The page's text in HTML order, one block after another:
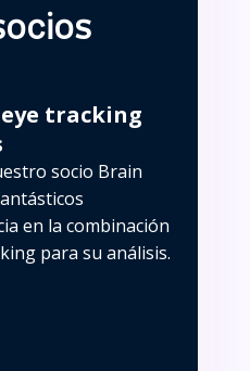
eye tracking
socio Brain
en la combinación
para su análisis.